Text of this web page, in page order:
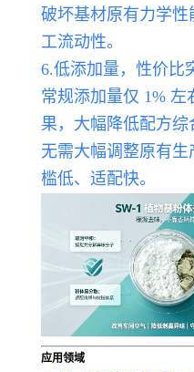
破坏基材原有力学
工流动性。
6.低添加量，性价比
常规添加量仅 1%
果，大幅降低配方综
无需大幅调整原有
槛低、适配快。
应用领域